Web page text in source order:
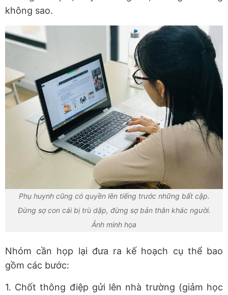
không sao.
Phụ huynh cũng có quyền lên tiếng trước những bất cập.
Đừng sợ con cái bị trù dập, đừng sợ bản thân khác người.
Ảnh minh họa
Nhóm cần họp lại đưa ra kế hoạch cụ thể bao
gồm các bước:
1. Chốt thông điệp gửi lên nhà trường (giảm học